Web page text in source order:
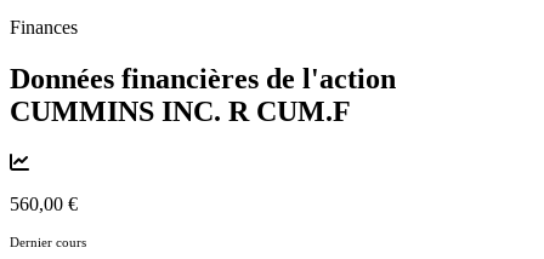
Finances
Données financières de l'action
CUMMINS INC. R CUM.F
560,00 €
Dernier cours